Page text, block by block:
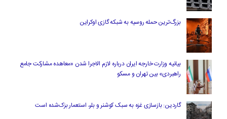
بزرگ‌ترین حمله روسیه به شبکه گازی اوکراین
بیانیه وزارت خارجه ایران درباره لازم‌ الاجرا شدن «معاهده مشارکت جامع
راهبردی» بین تهران و مسکو
گاردین: بازسازی غزه به سبک کوشنر و بلر، استعمار بزک‌شده است